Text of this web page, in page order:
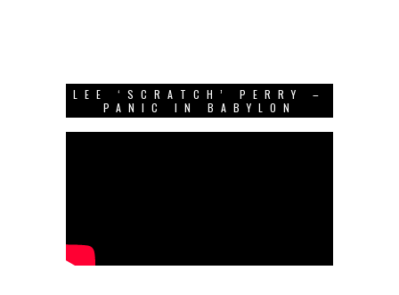
LEE ‘SCRATCH’ PERRY –
PANIC IN BABYLON